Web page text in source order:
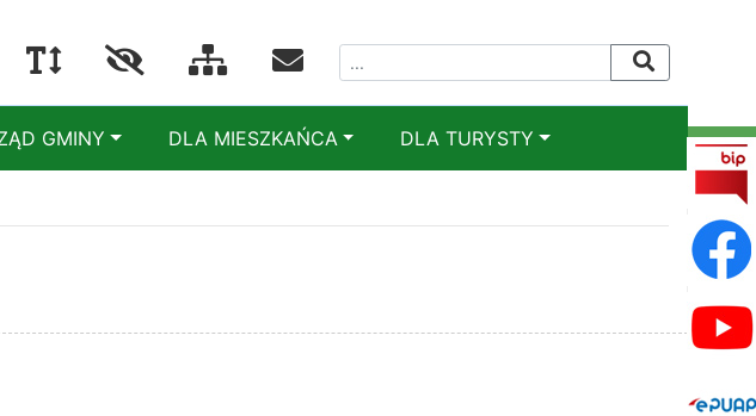
GMINY DLA MIESZKAŃCA DLA TURYSTY